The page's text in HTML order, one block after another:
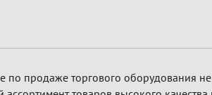
по продаже торгового оборудования не